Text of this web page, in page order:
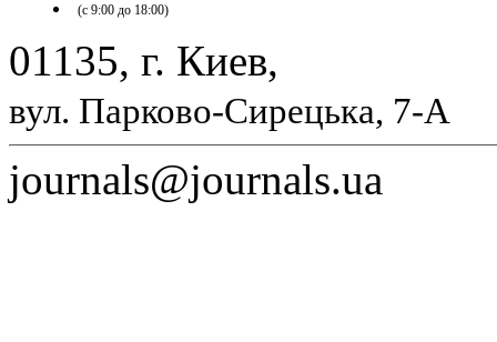
(с 9:00 до 18:00)
01135, г. Киев,
вул. Парково-Сирецька, 7-А
journals@journals.ua